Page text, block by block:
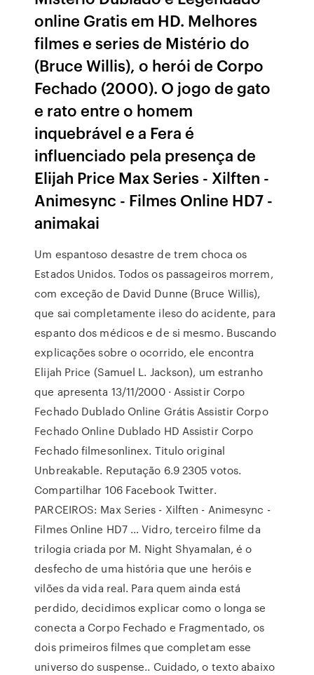
online Gratis em HD. Melhores
filmes e series de Mistério do
(Bruce Willis), o herói de Corpo
Fechado (2000). O jogo de gato
e rato entre o homem
inquebrável e a Fera é
influenciado pela presença de
Elijah Price Max Series - Xilften -
Animesync - Filmes Online HD7 -
animakai
Um espantoso desastre de trem choca os
Estados Unidos. Todos os passageiros morrem,
com exceção de David Dunne (Bruce Willis),
que sai completamente ileso do acidente, para
espanto dos médicos e de si mesmo. Buscando
explicações sobre o ocorrido, ele encontra
Elijah Price (Samuel L. Jackson), um estranho
que apresenta 13/11/2000 · Assistir Corpo
Fechado Dublado Online Grátis Assistir Corpo
Fechado Online Dublado HD Assistir Corpo
Fechado filmesonlinex. Titulo original
Unbreakable. Reputação 6.9 2305 votos.
Compartilhar 106 Facebook Twitter.
PARCEIROS: Max Series - Xilften - Animesync -
Filmes Online HD7 … Vidro, terceiro filme da
trilogia criada por M. Night Shyamalan, é o
desfecho de uma história que une heróis e
vilões da vida real. Para quem ainda está
perdido, decidimos explicar como o longa se
conecta a Corpo Fechado e Fragmentado, os
dois primeiros filmes que completam esse
universo do suspense.. Cuidado, o texto abaixo